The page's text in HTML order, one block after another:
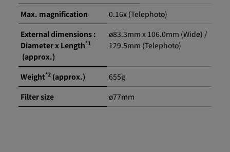
Max. magnification
0.16x (Telephoto)
External dimensions :
Diameter x Length*1
(approx.)
ø83.3mm x 106.0mm (Wide) /
129.5mm (Telephoto)
Weight*2 (approx.)
655g
Filter size
ø77mm